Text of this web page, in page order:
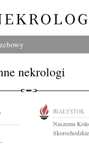
nekrologi
BIAŁYSTOK
Naszemu